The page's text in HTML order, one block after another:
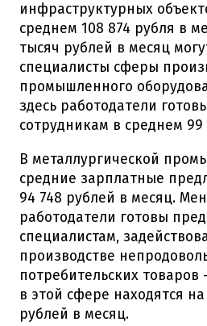
инфраструктурных
среднем 108 874 рубля в
тысяч рублей в месяц
специалисты сферы
промышленного
здесь работодатели
сотрудникам в среднем 99
В металлургической
средние зарплатные
94 748 рублей в месяц.
работодатели готовы
специалистам,
производстве
потребительских
в этой сфере находятся
рублей в месяц.